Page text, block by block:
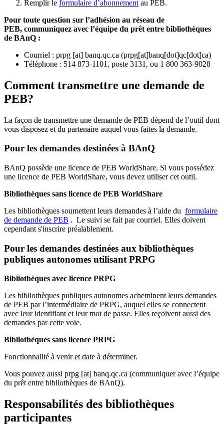
Remplir le formulaire d’abonnement au PEB.
Pour toute question sur l’adhésion au réseau de
PEB, communiquez avec l’équipe du prêt entre bibliothèques
de BAnQ :
Courriel : prpg [at] banq.qc.ca (prpg[at]banq[dot]qc[dot]ca)
Téléphone : 514 873-1101, poste 3131, ou 1 800 363-9028
Comment transmettre une demande de
PEB?
La façon de transmettre une demande de PEB dépend de l’outil dont
vous disposez et du partenaire auquel vous faites la demande.
Pour les demandes destinées à BAnQ
BAnQ possède une licence de PEB WorldShare. Si vous possédez
une licence de PEB WorldShare, vous devez utiliser cet outil.
Bibliothèques sans licence de PEB WorldShare
Les bibliothèques soumettent leurs demandes à l’aide du formulaire
de demande de PEB . Le suivi se fait par courriel. Elles doivent
cependant s'inscrire préalablement.
Pour les demandes destinées aux bibliothèques
publiques autonomes utilisant PRPG
Bibliothèques avec licence PRPG
Les bibliothèques publiques autonomes acheminent leurs demandes
de PEB par l’intermédiaire de PRPG, auquel elles se connectent
avec leur identifiant et leur mot de passe. Elles reçoivent aussi des
demandes par cette voie.
Bibliothèques sans licence PRPG
Fonctionnalité à venir et date à déterminer.
Vous pouvez aussi prpg [at] banq.qc.ca (communiquer avec l’équipe
du prêt entre bibliothèques de BAnQ).
Responsabilités des bibliothèques
participantes